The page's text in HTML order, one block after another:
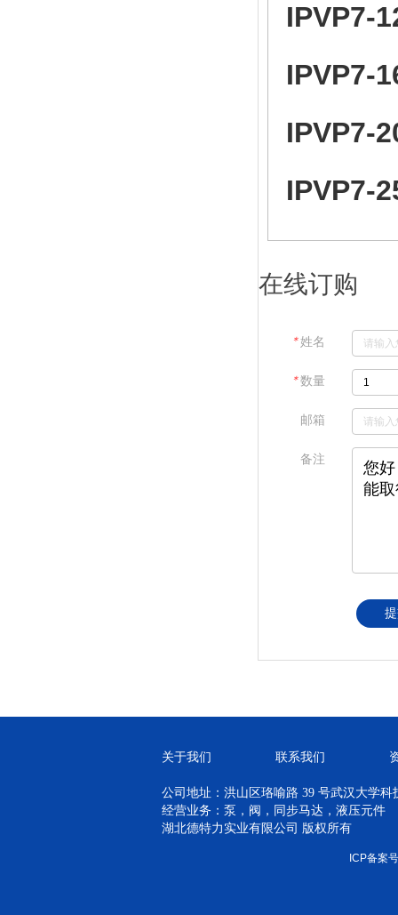
IPVP7-
IPVP7-
IPVP7-
IPVP7-
在线订购
＊姓名
＊数量
邮箱
备注
关于我们 联系我们
公司地址：洪山区珞喻路 39 号武汉大学科
经营业务：泵，阀，同步马达，液压元件
湖北德特力实业有限公司 版权所有
ICP备案